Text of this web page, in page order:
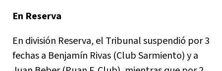
En Reserva
En división Reserva, el Tribunal suspendió por 3
fechas a Benjamín Rivas (Club Sarmiento) y a